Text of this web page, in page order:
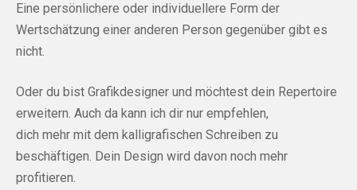
Eine persönlichere oder individuellere Form der
Wertschätzung einer anderen Person gegenüber gibt es
nicht.
Oder du bist Grafikdesigner und möchtest dein Repertoire
erweitern. Auch da kann ich dir nur empfehlen,
dich mehr mit dem kalligrafischen Schreiben zu
beschäftigen. Dein Design wird davon noch mehr
profitieren.